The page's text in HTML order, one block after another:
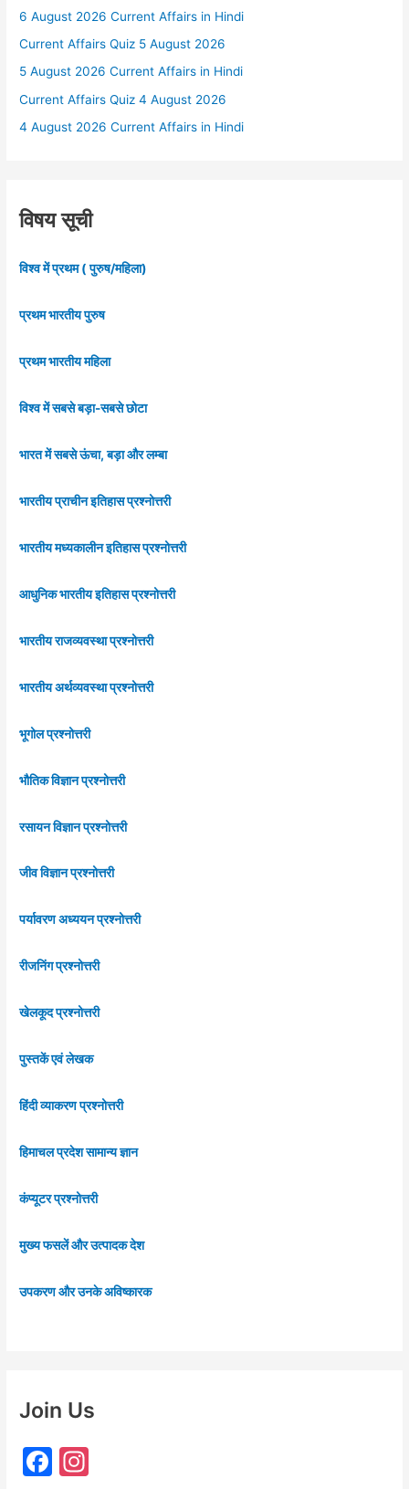
6 August 2026 Current Affairs in Hindi
Current Affairs Quiz 5 August 2026
5 August 2026 Current Affairs in Hindi
Current Affairs Quiz 4 August 2026
4 August 2026 Current Affairs in Hindi
विषय सूची
विश्व में प्रथम ( पुरुष/महिला)
प्रथम भारतीय पुरुष
प्रथम भारतीय महिला
विश्व में सबसे बड़ा-सबसे छोटा
भारत में सबसे ऊंचा, बड़ा और लम्बा
भारतीय प्राचीन इतिहास प्रश्नोत्तरी
भारतीय मध्यकालीन इतिहास प्रश्नोत्तरी
आधुनिक भारतीय इतिहास प्रश्नोत्तरी
भारतीय राजव्यवस्था प्रश्नोत्तरी
भारतीय अर्थव्यवस्था प्रश्नोत्तरी
भूगोल प्रश्नोत्तरी
भौतिक विज्ञान प्रश्नोत्तरी
रसायन विज्ञान प्रश्नोत्तरी
जीव विज्ञान प्रश्नोत्तरी
पर्यावरण अध्ययन प्रश्नोत्तरी
रीजनिंग प्रश्नोत्तरी
खेलकूद प्रश्नोत्तरी
पुस्तकें एवं लेखक
हिंदी व्याकरण प्रश्नोत्तरी
हिमाचल प्रदेश सामान्य ज्ञान
कंप्यूटर प्रश्नोत्तरी
मुख्य फसलें और उत्पादक देश
उपकरण और उनके अविष्कारक
Join Us
F